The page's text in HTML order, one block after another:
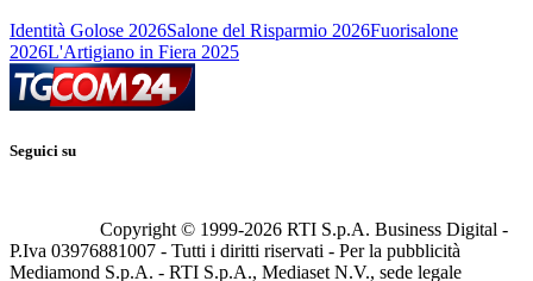
Identità Golose 2026Salone del Risparmio 2026Fuorisalone
2026L'Artigiano in Fiera 2025
Seguici su
Copyright © 1999-2026 RTI S.p.A. Business Digital -
P.Iva 03976881007 - Tutti i diritti riservati - Per la pubblicità
Mediamond S.p.A. - RTI S.p.A., Mediaset N.V., sede legale